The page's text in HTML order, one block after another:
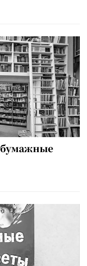
бумажные